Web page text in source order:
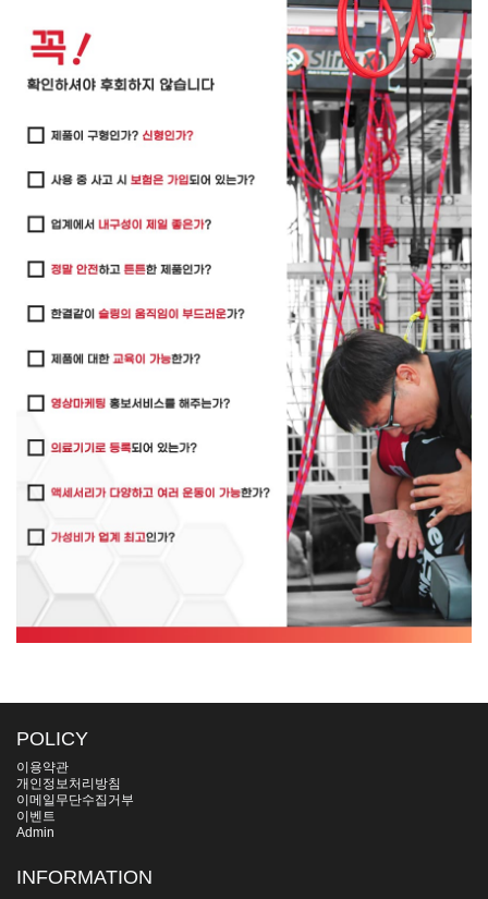
POLICY
이용약관
개인정보처리방침
이메일무단수집거부
이벤트
Admin
INFORMATION